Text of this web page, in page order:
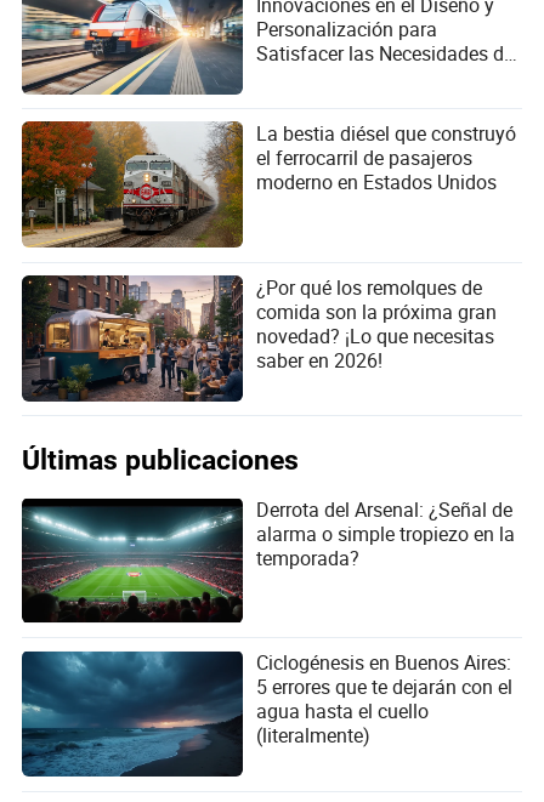
Personalización para
Satisfacer las Necesidades de
La bestia diésel que construyó
el ferrocarril de pasajeros
moderno en Estados Unidos
¿Por qué los remolques de
comida son la próxima gran
novedad? ¡Lo que necesitas
saber en 2026!
Últimas publicaciones
Derrota del Arsenal: ¿Señal de
alarma o simple tropiezo en la
temporada?
Ciclogénesis en Buenos Aires:
5 errores que te dejarán con el
agua hasta el cuello
(literalmente)